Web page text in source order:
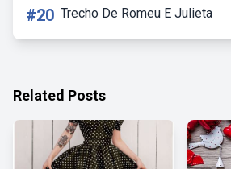
#20 Trecho De Romeu E Julieta
Related Posts